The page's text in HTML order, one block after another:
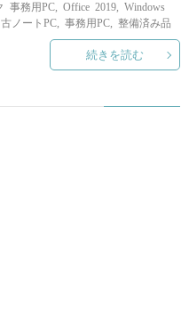
事務用PC, Office 2019, Windows
ノートPC, 事務用PC, 整備済み品
続きを読む